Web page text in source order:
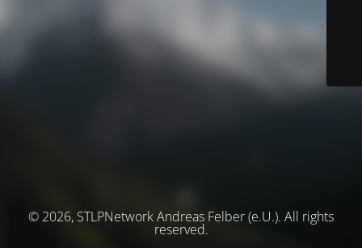
© 2026, STLPNetwork Andreas Felber (e.U.). All rights
reserved.